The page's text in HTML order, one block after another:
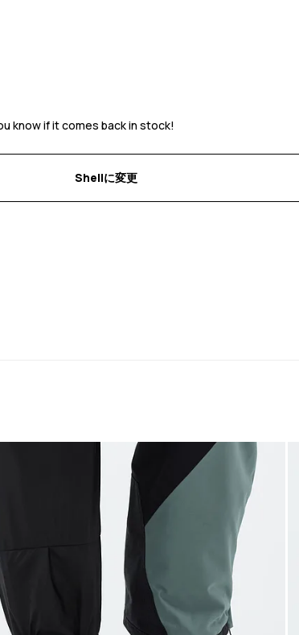
ください
リックしてください
受けるにはクリックしてください
ときに通知を受けるにはクリックしてください
。在庫が戻ったときに通知を受けるにはクリックしてく
は在庫切れです。在庫が戻ったときに通知を受けるには
know if it comes back in stock!
Shellに変更